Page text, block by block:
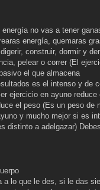
no vas a tener
energía, quemaras
construir, dormir y
pelear o correr (El
el que almacena
es el intenso y de
ejercicio en ayuno reduce
el peso (Es un peso de
y mucho mejor si es
distinto a adelgazar)
lo que le des, si le das